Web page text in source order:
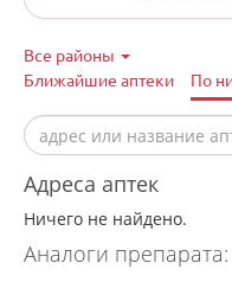
Все районы
Ближайшие аптеки
По
Адреса аптек
Ничего не найдено.
Аналоги препарата: